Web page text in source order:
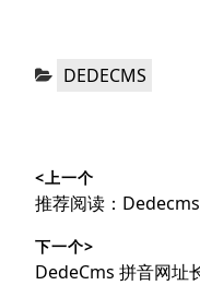
分
DEDECMS
章
导
航
<上一个
上
文
章：
推荐阅读：
下一个>
下
DedeCms 拼音网址